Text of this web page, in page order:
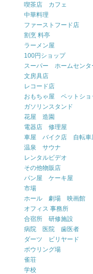
喫茶店 カフェ
中華料理
ファーストフード店
割烹 料亭
ラーメン屋
100円ショップ
スーパー ホームセンタ
文房具店
レコード店
おもちゃ屋 ペットショ
ガソリンスタンド
花屋 造園
電器店 修理屋
車屋 バイク店 自転車
温泉 サウナ
レンタルビデオ
その他物販店
パン屋 ケーキ屋
市場
ホール 劇場 映画館
オフィス 事務所
合宿所 研修施設
病院 医院 歯医者
ダーツ ビリヤード
ボウリング場
雀荘
学校